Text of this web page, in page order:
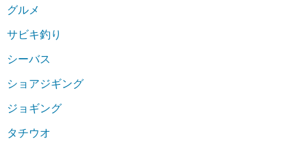
グルメ
サビキ釣り
シーバス
ショアジギング
ジョギング
タチウオ